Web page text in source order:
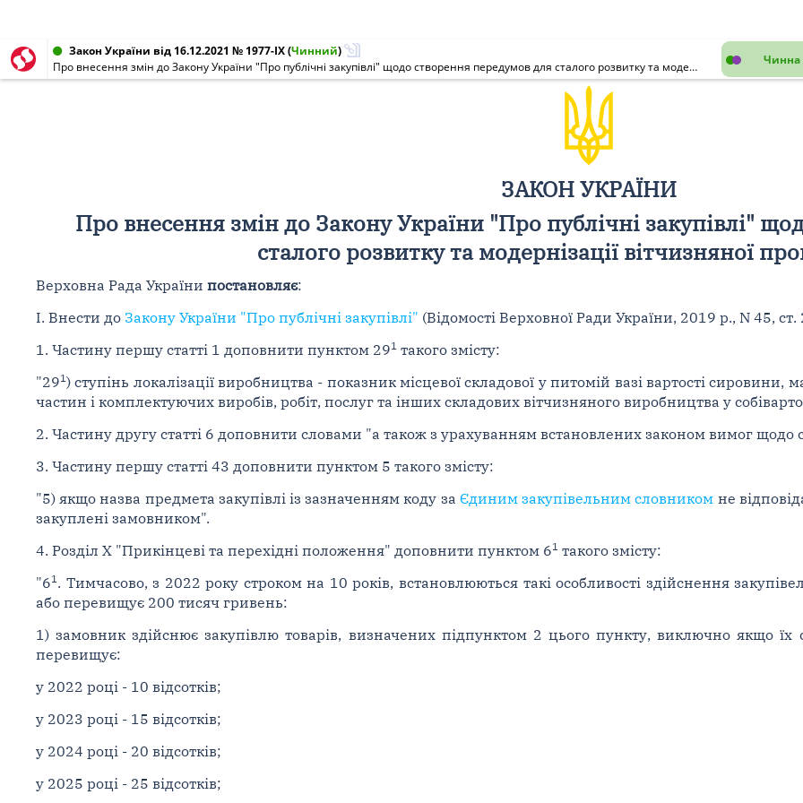
Чинна
Закон України від 16.12.2021 № 1977-IX(Чинний)
Про внесення змін до Закону України "Про публічні закупівлі" щодо створення передумов для сталого розвитку та модернізації вітчизняної промисловості